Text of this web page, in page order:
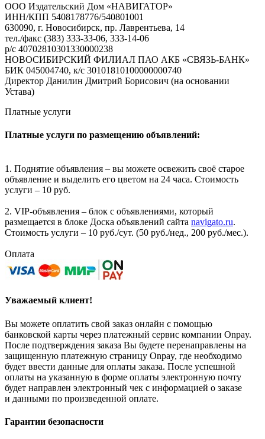
ООО Издательский Дом «НАВИГАТОР»
ИНН/КПП 5408178776/540801001
630090, г. Новосибирск, пр. Лаврентьева, 14
тел./факс (383) 333-33-06, 333-14-06
р/с 40702810301330000238
НОВОСИБИРСКИЙ ФИЛИАЛ ПАО АКБ «СВЯЗЬ-БАНК»
БИК 045004740, к/с 30101810100000000740
Директор Данилин Дмитрий Борисович (на основании
Устава)
Платные услуги
Платные услуги по размещению объявлений:
1. Поднятие объявления – вы можете освежить своё старое
объявление и выделить его цветом на 24 часа. Стоимость
услуги – 10 руб.
2. VIP-объявления – блок с объявлениями, который
размещается в блоке Доска объявлений сайта navigato.ru.
Стоимость услуги – 10 руб./сут. (50 руб./нед., 200 руб./мес.).
Оплата
Уважаемый клиент!
Вы можете оплатить свой заказ онлайн с помощью
банковской карты через платежный сервис компании Onpay.
После подтверждения заказа Вы будете перенаправлены на
защищенную платежную страницу Onpay, где необходимо
будет ввести данные для оплаты заказа. После успешной
оплаты на указанную в форме оплаты электронную почту
будет направлен электронный чек с информацией о заказе
и данными по произведенной оплате.
Гарантии безопасности